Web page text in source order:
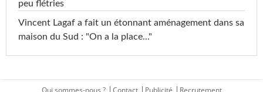
peu flétries
Vincent Lagaf a fait un étonnant aménagement dans sa
maison du Sud : "On a la place..."
Qui sommes-nous ? Contact Publicité Recrutement